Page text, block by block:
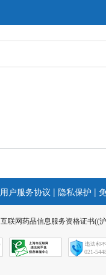
用户服务协议 | 隐私保护 |
互联网药品信息服务资格证书((
021-